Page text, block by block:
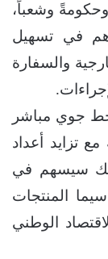
وشعباً،
في تسهيل
والسفارة
جوي مباشر
تزايد أعداد
ذلك سيسهم في
المنتجات
الوطني